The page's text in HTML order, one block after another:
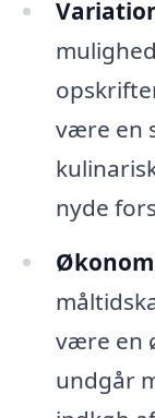
være en
nyde
være en
undgår